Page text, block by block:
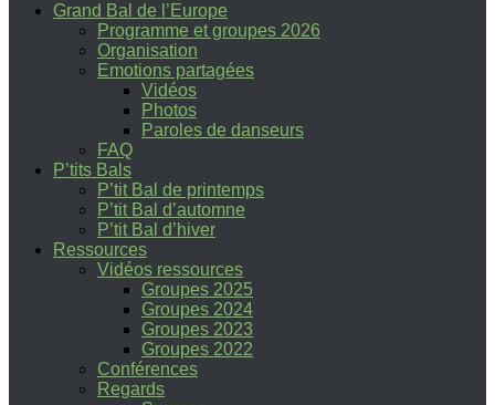
Grand Bal de l’Europe
Programme et groupes 2026
Organisation
Emotions partagées
Vidéos
Photos
Paroles de danseurs
FAQ
P’tits Bals
P’tit Bal de printemps
P’tit Bal d’automne
P’tit Bal d’hiver
Ressources
Vidéos ressources
Groupes 2025
Groupes 2024
Groupes 2023
Groupes 2022
Conférences
Regards